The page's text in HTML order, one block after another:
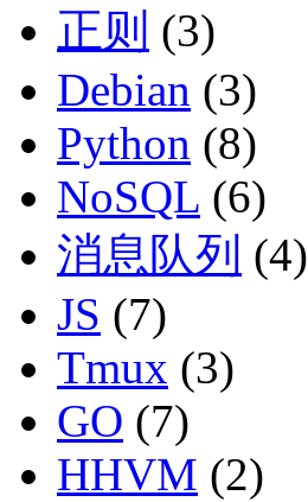
正则 (3)
Debian (3)
Python (8)
NoSQL (6)
消息队列 (4)
JS (7)
Tmux (3)
GO (7)
HHVM (2)